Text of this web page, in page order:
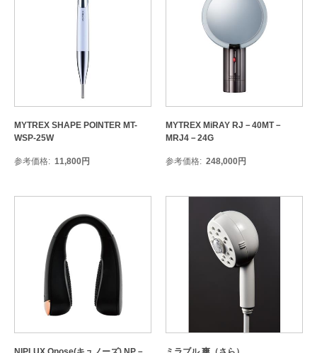
MYTREX SHAPE POINTER MT-
WSP-25W
参考価格 11,800円
MYTREX MiRAY RJ－40MT－
MRJ4－24G
参考価格 248,000円